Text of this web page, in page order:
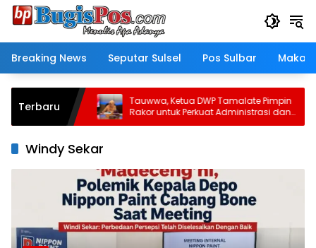
Langsung
Breaking News
Seputar Sulsel Pos Sulbar
Terbaru
Kebaikan:
dan
Tauwwa, Ketua DWP Tamalate Pimpin
Rakor untuk Perkuat Administrasi dan
Evaluasi Program
Windy Sekar